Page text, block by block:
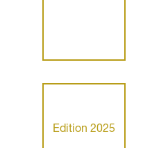
Edition 2025